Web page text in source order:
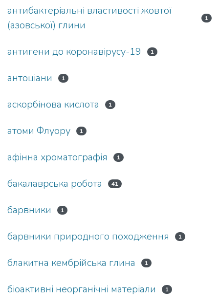
антибактеріальні властивості жовтої
(азовської) глини
1
антигени до коронавірусу-19 1
антоціани 1
аскорбінова кислота 1
атоми Флуору 1
афінна хроматографія 1
бакалаврська робота 41
барвники 1
барвники природного походження 1
блакитна кембрійська глина 1
біоактивні неорганічні матеріали 1